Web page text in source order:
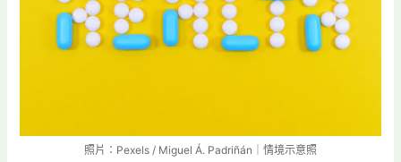
照片：Pexels / Miguel Á. Padriñán｜情境示意照